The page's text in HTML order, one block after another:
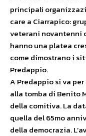
principali
care a Ciarrapico:
veterani novantenni
hanno una platea
come dimostrano i
Predappio.
A Predappio si va
alla tomba di Benito
della comitiva. La
quella del 65mo
della democrazia.